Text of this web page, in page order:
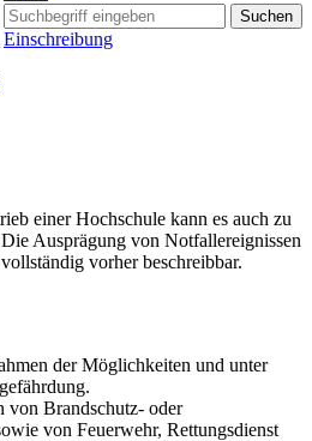
Suchen
Einschreibung
einer Hochschule kann es auch zu
Ausprägung von Notfallereignissen
vorher beschreibbar.
der Möglichkeiten und unter
von Brandschutz- oder
von Feuerwehr, Rettungsdienst